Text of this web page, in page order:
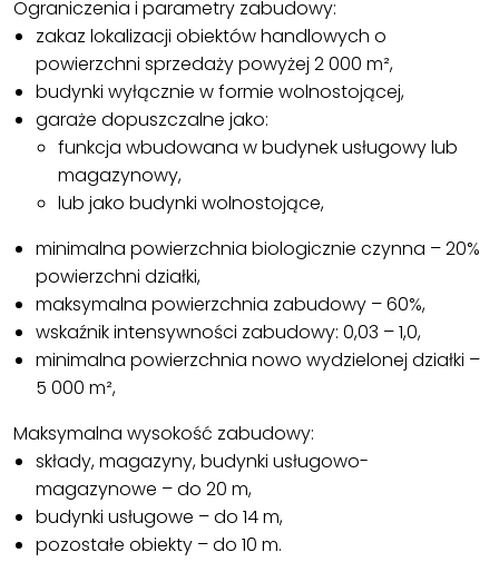
Ograniczenia i parametry zabudowy:
zakaz lokalizacji obiektów handlowych o
powierzchni sprzedaży powyżej 2 000 m²,
budynki wyłącznie w formie wolnostojącej,
garaże dopuszczalne jako:
funkcja wbudowana w budynek usługowy lub
magazynowy,
lub jako budynki wolnostojące,
minimalna powierzchnia biologicznie czynna – 20%
powierzchni działki,
maksymalna powierzchnia zabudowy – 60%,
wskaźnik intensywności zabudowy: 0,03 – 1,0,
minimalna powierzchnia nowo wydzielonej działki –
5 000 m²,
Maksymalna wysokość zabudowy:
składy, magazyny, budynki usługowo-
magazynowe – do 20 m,
budynki usługowe – do 14 m,
pozostałe obiekty – do 10 m.